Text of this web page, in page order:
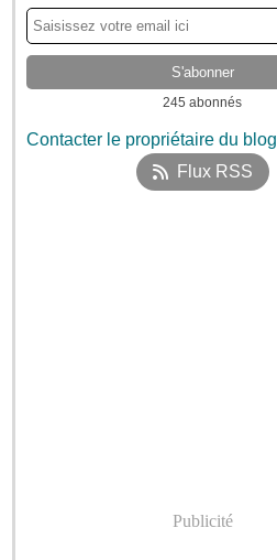
245 abonnés
Contacter le propriétaire du blog
Flux RSS
Publicité